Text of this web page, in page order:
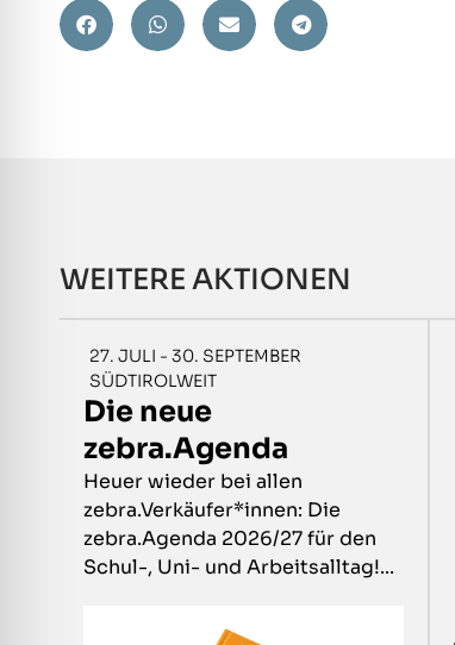
WEITERE AKTIONEN
27. JULI - 30. SEPTEMBER
SÜDTIROLWEIT
Die neue
zebra.Agenda
Heuer wieder bei allen
zebra.Verkäufer*innen: Die
zebra.Agenda 2026/27 für den
Schul-, Uni- und Arbeitsalltag!...